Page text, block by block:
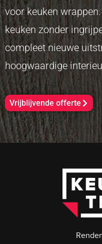
voor keuken
keuken zonder
compleet nieuwe
hoogwaardige
Vrijblijvende offerte